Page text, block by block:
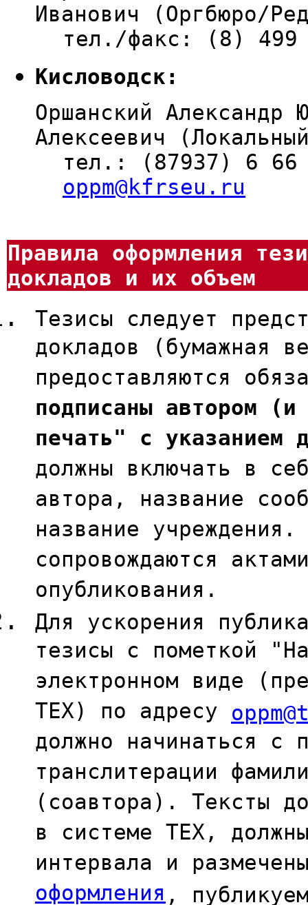
Иванович (Оргбюро/
тел./факс: (8)
Кисловодск:
Оршанский Александр
Алексеевич
тел.: (87937) 6
oppm@kfrseu.ru
Правила оформления
докладов и их объем
Тезисы следует
докладов (бумажная
предоставляются
подписаны автором
печать" с указанием
должны включать в
автора, название
название
сопровождаются
опубликования.
Для ускорения
тезисы с пометкой
электронном виде
TEX) по адресу
должно начинаться с
транслитерации
(соавтора). Тексты
в системе TEX,
интервала и
оформления,